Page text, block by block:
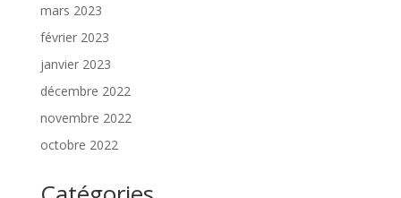
mars 2023
février 2023
janvier 2023
décembre 2022
novembre 2022
octobre 2022